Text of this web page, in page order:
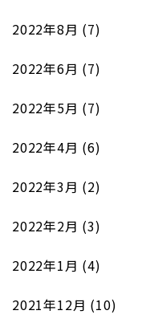
2022年8月 (7)
2022年6月 (7)
2022年5月 (7)
2022年4月 (6)
2022年3月 (2)
2022年2月 (3)
2022年1月 (4)
2021年12月 (10)